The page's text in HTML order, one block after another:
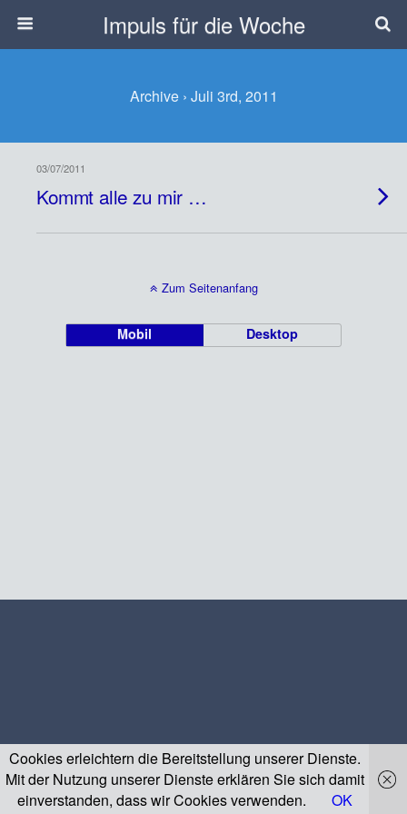
Impuls für die Woche
Archive › Juli 3rd, 2011
03/07/2011
Kommt alle zu mir …
Zum Seitenanfang
Mobil Desktop
Cookies erleichtern die Bereitstellung unserer Dienste.
Mit der Nutzung unserer Dienste erklären Sie sich damit
einverstanden, dass wir Cookies verwenden.
OK